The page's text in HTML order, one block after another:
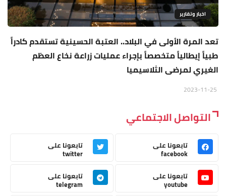
اخبار وتقارير
تعد المرة الأولى في البلاد.. العتبة الحسينية تستقدم كادراً
طبياً إيطالياً متخصصاً بإجراء عمليات زراعة نخاع العظم
الغيري لمرضى الثلاسيميا
التواصل الاجتماعي
تابعونا على
facebook
تابعونا على
twitter
تابعونا على
youtube
تابعونا على
telegram